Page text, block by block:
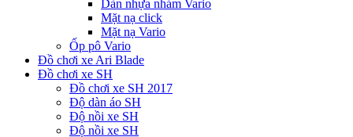
Dàn nhựa nhám Vario
Mặt nạ click
Mặt nạ Vario
Ốp pô Vario
Đồ chơi xe Ari Blade
Đồ chơi xe SH
Đồ chơi xe SH 2017
Độ dàn áo SH
Độ nồi xe SH
Độ nồi xe SH